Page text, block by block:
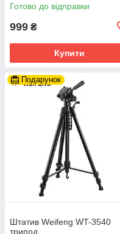
Готово до відправки
999 ₴
Купити
Подарунок
Штатив Weifeng WT-3540
трипод